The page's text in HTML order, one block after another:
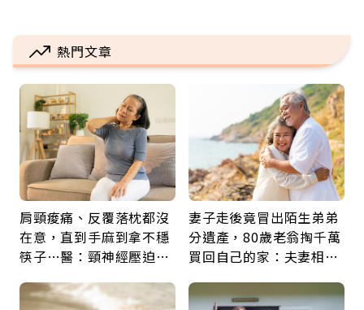
熱門文章
肩頸痠痛、反覆落枕都沒
在意，直到手麻到拿不穩
筷子…醫：頸神經壓迫上
鍵
妻子走後竟冒出陌生弟弟
分遺產，80歲老翁掏千萬
買回自己的家：夫妻相守